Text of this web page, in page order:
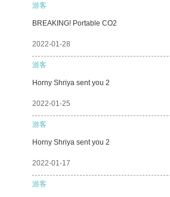
游客
BREAKING! Portable CO2
2022-01-28
游客
Horny Shriya sent you 2
2022-01-25
游客
Horny Shriya sent you 2
2022-01-17
游客